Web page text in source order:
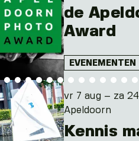
de
Award
EVENEMENTEN
vr 7 aug – za
Apeldoorn
Kennis